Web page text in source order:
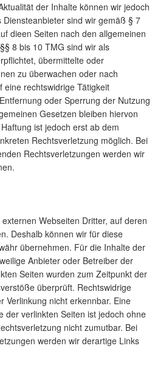
der Inhalte können wir jedoch
sind wir gemäß § 7
dieen Seiten nach den allgemeinen
8 bis 10 TMG sind wir als
übermittelte oder
zu überwachen oder nach
eine rechtswidrige Tätigkeit
oder Sperrung der Nutzung
Gesetzen bleiben hiervon
ist jedoch erst ab dem
Rechtsverletzung möglich. Bei
Rechtsverletzungen werden wir
Webseiten Dritter, auf deren
Deshalb können wir für diese
übernehmen. Für die Inhalte der
Anbieter oder Betreiber der
Seiten wurden zum Zeitpunkt der
überprüft. Rechtswidrige
Verlinkung nicht erkennbar. Eine
der verlinkten Seiten ist jedoch ohne
nicht zumutbar. Bei
werden wir derartige Links